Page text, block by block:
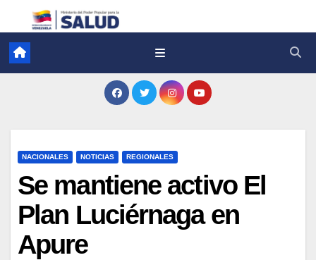
NACIONALES NOTICIAS REGIONALES
Se mantiene activo El
Plan Luciérnaga en
Apure